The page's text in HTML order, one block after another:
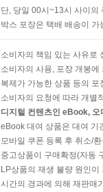
단, 당일 00시~13시 사이의
박스 포장은 택배 배송이
소비자의 책임 있는 사유로
소비자의 사용, 포장 개봉
복제가 가능한 상품 등의
소비자의 요청에 따라 개별
디지털 컨텐츠인 eBook,
eBook 대여 상품은 대여 기
모바일 쿠폰 등록 후 취소/
중고상품이 구매확정(자동
LP상품의 재생 불량 원인
시간의 경과에 의해 재판매